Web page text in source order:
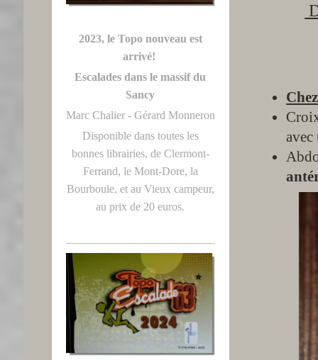
2023, le Topo nouveau est
arrivé!
Escalades dans le massif du
Sancy
Marc Chalier - Gérard Monneron
Disponible dans toutes les
bonnes librairies, de Clermont-
Ferrand, le Mont-Dore, la
Bourboule, et au Vieux campeur,
au prix de 20 euros.